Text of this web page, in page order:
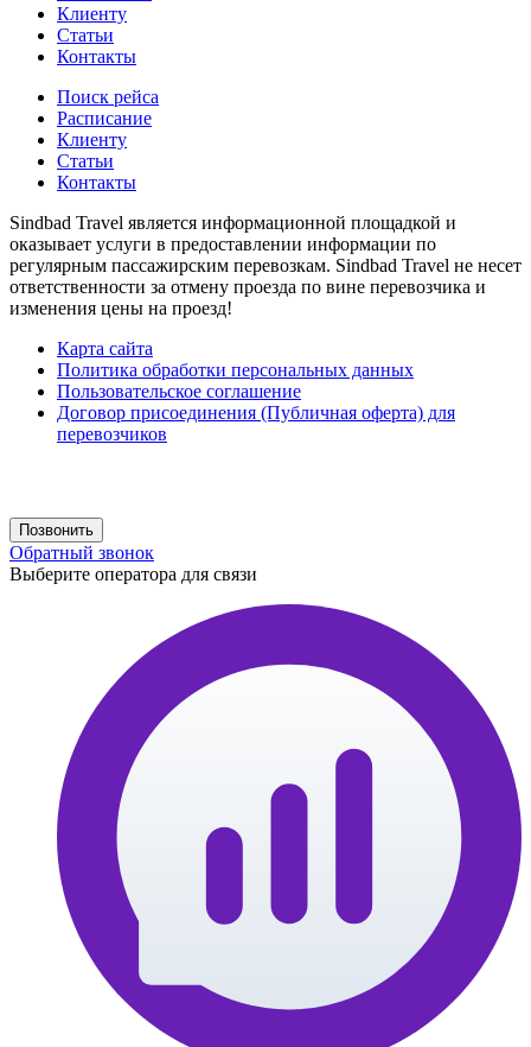
Клиенту
Статьи
Контакты
Поиск рейса
Расписание
Клиенту
Статьи
Контакты
Sindbad Travel является информационной площадкой и
оказывает услуги в предоставлении информации по
регулярным пассажирским перевозкам. Sindbad Travel не несет
ответственности за отмену проезда по вине перевозчика и
изменения цены на проезд!
Карта сайта
Политика обработки персональных данных
Пользовательское соглашение
Договор присоединения (Публичная оферта) для
перевозчиков
Позвонить
Обратный звонок
Выберите оператора для связи